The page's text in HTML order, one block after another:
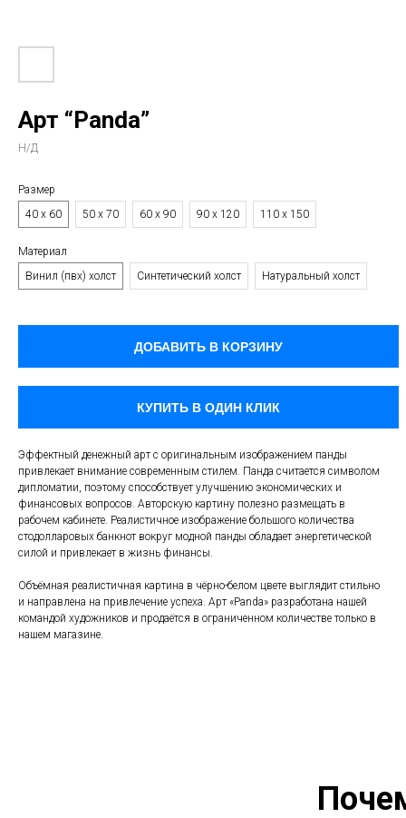
Арт “Panda”
Н/Д
Размер
40 х 60
50 х 70 60 х 90 90 х 120 110 х 150
Материал
Винил (пвх) холст
Синтетический холст Натуральный холст
ДОБАВИТЬ В КОРЗИНУ
КУПИТЬ В ОДИН КЛИК
Эффектный денежный арт с оригинальным изображением панды
привлекает внимание современным стилем. Панда считается символом
дипломатии, поэтому способствует улучшению экономических и
финансовых вопросов. Авторскую картину полезно размещать в
рабочем кабинете. Реалистичное изображение большого количества
стодолларовых банкнот вокруг модной панды обладает энергетической
силой и привлекает в жизнь финансы.
Объёмная реалистичная картина в чёрно-белом цвете выглядит стильно
и направлена на привлечение успеха. Арт «Panda» разработана нашей
командой художников и продаётся в ограниченном количестве только в
нашем магазине.